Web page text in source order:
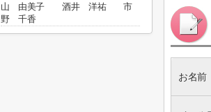
お名前
山 由美子 酒井 洋祐 市
野 千香